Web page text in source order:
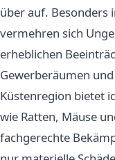
über auf. Besonders
vermehren sich
erheblichen
Gewerberäumen
Küstenregion bietet
wie Ratten, Mäuse
fachgerechte